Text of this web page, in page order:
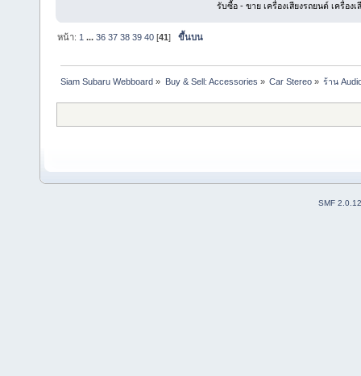
รับซื้อ - ขาย เครื่องเสียงรถยนต์ เครื่อง
หน้า: 1 ...36 37 38 39 40 [41]ขึ้นบน
Siam Subaru Webboard » Buy & Sell: Accessories » Car Stereo» ร้าน
SMF 2.0.12